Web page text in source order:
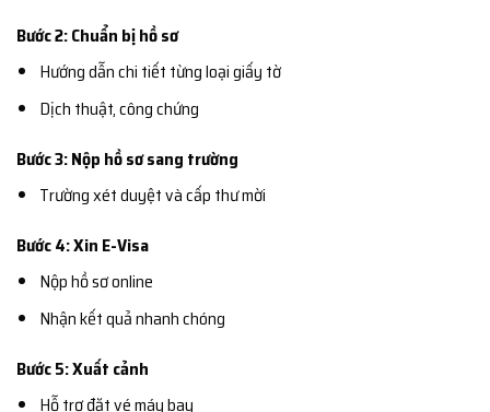
Bước 2: Chuẩn bị hồ sơ
Hướng dẫn chi tiết từng loại giấy tờ
Dịch thuật, công chứng
Bước 3: Nộp hồ sơ sang trường
Trường xét duyệt và cấp thư mời
Bước 4: Xin E-Visa
Nộp hồ sơ online
Nhận kết quả nhanh chóng
Bước 5: Xuất cảnh
Hỗ trợ đặt vé máy bay